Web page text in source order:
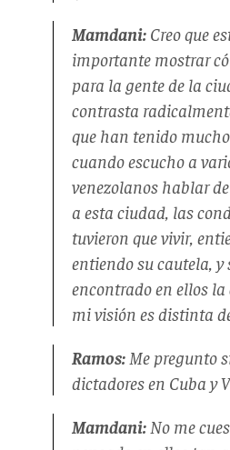
Mamdani:Creo que
importante mostrar
para la gente de la
contrasta
que han tenido
cuando escucho a
venezolanos hablar
a esta ciudad, las
tuvieron que vivir,
entiendo su cautela,
encontrado en ellos
mi visión es distinta
Ramos:Me pregunto
dictadores en Cuba y
Mamdani:No me